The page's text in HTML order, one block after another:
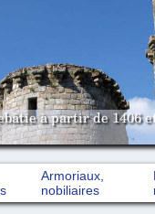
à partir de 1406
Armoriaux,
nobiliaires